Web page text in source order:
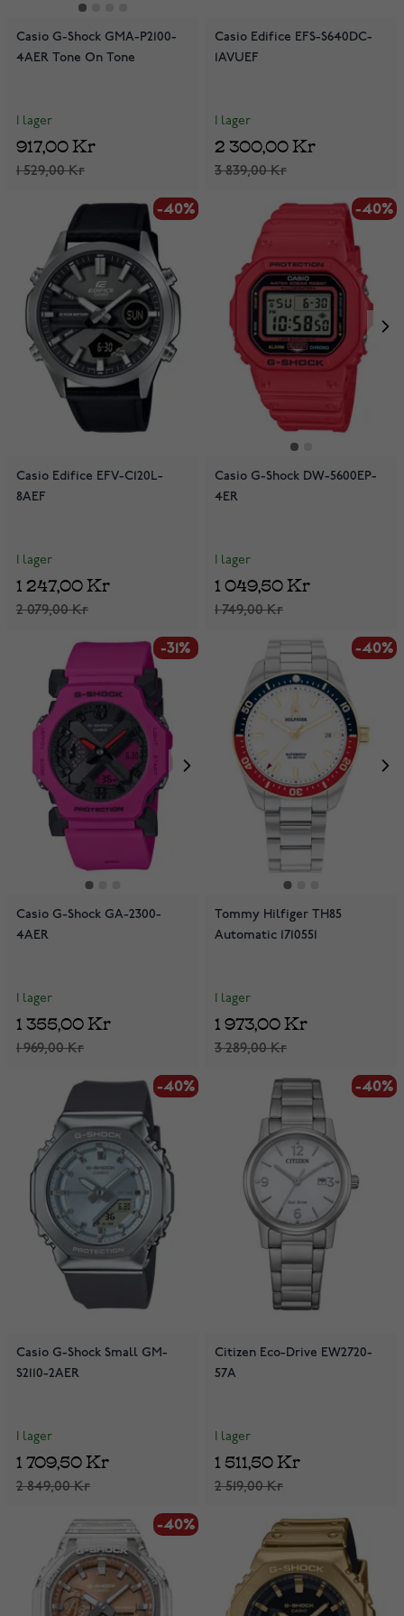
Casio G-Shock GMA-P2100-
4AER Tone On Tone
I lager
1 529,00 Kr
917,00 Kr
Casio Edifice EFS-S640DC-
1AVUEF
I lager
3 839,00 Kr
2 300,00 Kr
-40%
-40%
Casio Edifice EFV-C120L-
8AEF
I lager
2 079,00 Kr
1 247,00 Kr
-40%
Casio G-Shock DW-5600EP-
4ER
I lager
1 749,00 Kr
1 049,50 Kr
-31%
Casio G-Shock GA-2300-
4AER
I lager
1 969,00 Kr
1 355,00 Kr
-40%
Tommy Hilfiger TH85
Automatic 1710551
I lager
3 289,00 Kr
1 973,00 Kr
-40%
-40%
Casio G-Shock Small GM-
S2110-2AER
I lager
2 849,00 Kr
1 709,50 Kr
-40%
-40%
Citizen Eco-Drive EW2720-
57A
I lager
2 519,00 Kr
1 511,50 Kr
-40%